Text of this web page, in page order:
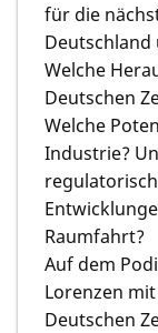
für die
Deutschland
Welche
Deutschen
Welche
Industrie?
Raumfahrt?
Auf dem
Lorenzen
Deutschen